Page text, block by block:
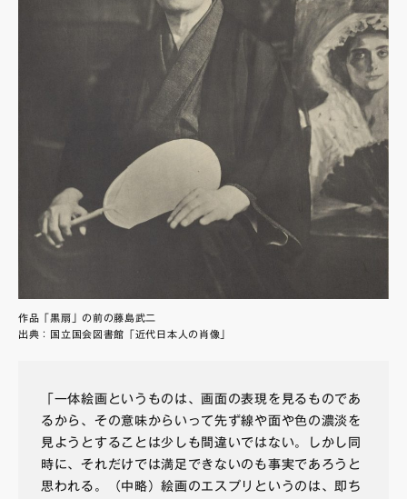
作品「黒扇」の前の藤島武二
出典： 国立国会図書館「近代日本人の肖像」
「一体絵画というものは、画面の表現を見るものであ
るから、その意味からいって先ず線や面や色の濃淡を
見ようとすることは少しも間違いではない。しかし同
時に、それだけでは満足できないのも事実であろうと
思われる。（中略）絵画のエスプリというのは、即ち